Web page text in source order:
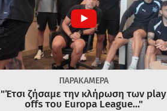
ΠΑΡΑΚΑΜΕΡΑ
"Έτσι ζήσαμε την κλήρωση των play
offs του Europa League..."